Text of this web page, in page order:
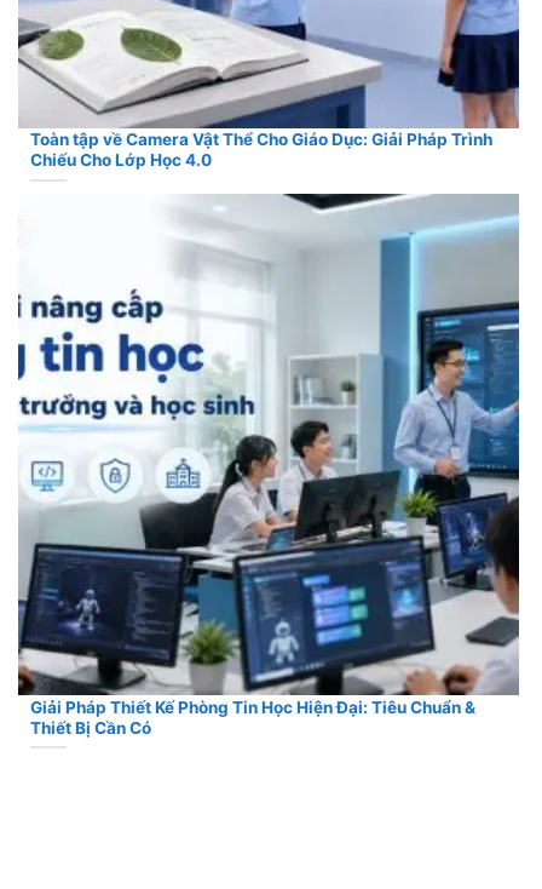
Toàn tập về Camera Vật Thể Cho Giáo Dục: Giải Pháp Trình
Chiếu Cho Lớp Học 4.0
Giải Pháp Thiết Kế Phòng Tin Học Hiện Đại: Tiêu Chuẩn &
Thiết Bị Cần Có